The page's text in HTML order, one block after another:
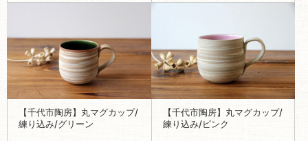
【千代市陶房】丸マグカップ/
練り込み/グリーン
【千代市陶房】丸マグカップ/
練り込み/ピンク